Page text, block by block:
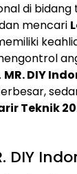
di
mencari
MR. DIY
Teknik
DIY